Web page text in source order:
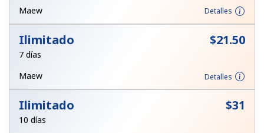
Maew
Detalles
Ilimitado ⁦$21.50⁩
7 días
Maew
Detalles
Ilimitado ⁦$31⁩
10 días